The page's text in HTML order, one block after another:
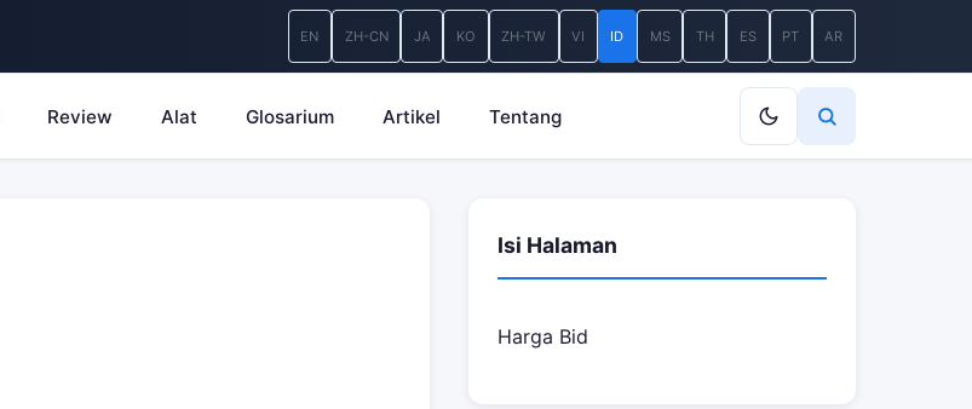
EN ZH-CN JA KO ZH-TW VI ID MS TH ES PT AR
Review Alat Glosarium Artikel Tentang
Isi Halaman
Harga Bid